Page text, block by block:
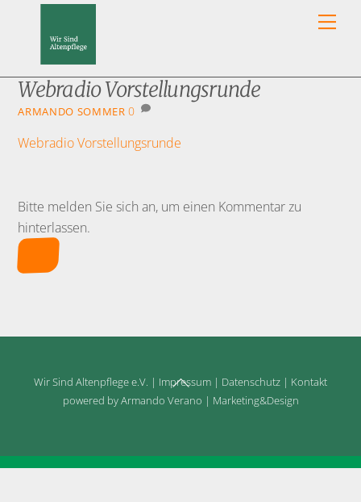
Webradio Vorstellungsrunde
ARMANDO SOMMER 0
Webradio Vorstellungsrunde
Bitte melden Sie sich an, um einen Kommentar zu
hinterlassen.
Back
To
Wir Sind Altenpflege e.V. | Impressum | Datenschutz | Kontakt
powered by Armando Verano | Marketing&Design